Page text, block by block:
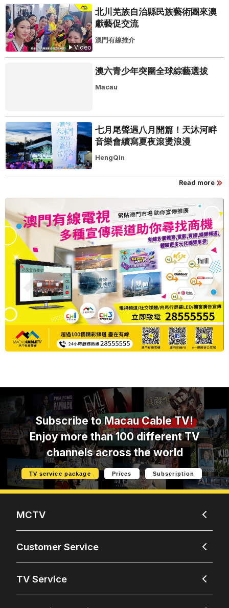
Video
北川羌族自治縣民族藝術團來澳
獻藝促交流
澳門有線推介
澳六青少年突圍全球綜藝選拔
Macau
七月尾聲遇八月開篇！天沐河畔
音樂會續寫夏夜滾燙浪漫
HengQin
Read more
Subscribe toMacau Cable TV!
Enjoy more than 100 different TV
channels across the world
TV service package Prices Subscription
MCTV
Customer Service
TV Service